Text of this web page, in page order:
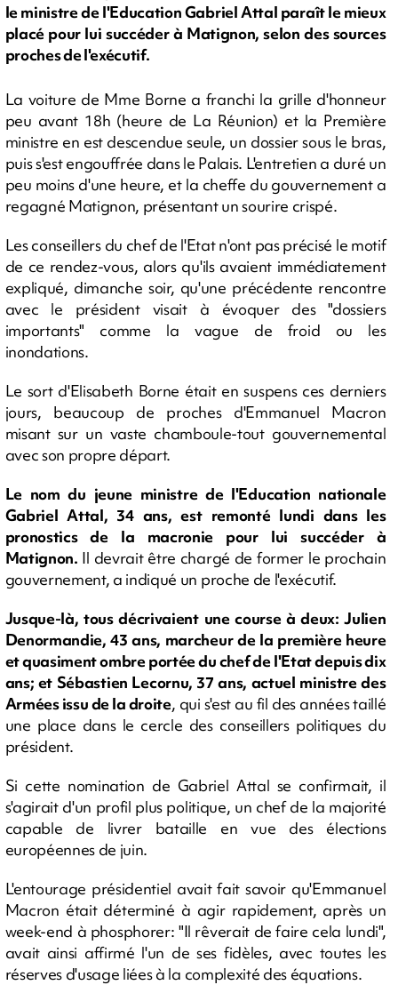
le ministre de l'Education Gabriel Attal paraît le mieux
placé pour lui succéder à Matignon, selon des sources
proches de l'exécutif.
La voiture de Mme Borne a franchi la grille d'honneur
peu avant 18h (heure de La Réunion) et la Première
ministre en est descendue seule, un dossier sous le bras,
puis s'est engouffrée dans le Palais. L'entretien a duré un
peu moins d'une heure, et la cheffe du gouvernement a
regagné Matignon, présentant un sourire crispé.
Les conseillers du chef de l'Etat n'ont pas précisé le motif
de ce rendez-vous, alors qu'ils avaient immédiatement
expliqué, dimanche soir, qu'une précédente rencontre
avec le président visait à évoquer des "dossiers
importants" comme la vague de froid ou les
inondations.
Le sort d'Elisabeth Borne était en suspens ces derniers
jours, beaucoup de proches d'Emmanuel Macron
misant sur un vaste chamboule-tout gouvernemental
avec son propre départ.
Le nom du jeune ministre de l'Education nationale
Gabriel Attal, 34 ans, est remonté lundi dans les
pronostics de la macronie pour lui succéder à
Matignon. Il devrait être chargé de former le prochain
gouvernement, a indiqué un proche de l'exécutif.
Jusque-là, tous décrivaient une course à deux: Julien
Denormandie, 43 ans, marcheur de la première heure
et quasiment ombre portée du chef de l'Etat depuis dix
ans; et Sébastien Lecornu, 37 ans, actuel ministre des
Armées issu de la droite, qui s'est au fil des années taillé
une place dans le cercle des conseillers politiques du
président.
Si cette nomination de Gabriel Attal se confirmait, il
s'agirait d'un profil plus politique, un chef de la majorité
capable de livrer bataille en vue des élections
européennes de juin.
L'entourage présidentiel avait fait savoir qu'Emmanuel
Macron était déterminé à agir rapidement, après un
week-end à phosphorer: "Il rêverait de faire cela lundi",
avait ainsi affirmé l'un de ses fidèles, avec toutes les
réserves d'usage liées à la complexité des équations.